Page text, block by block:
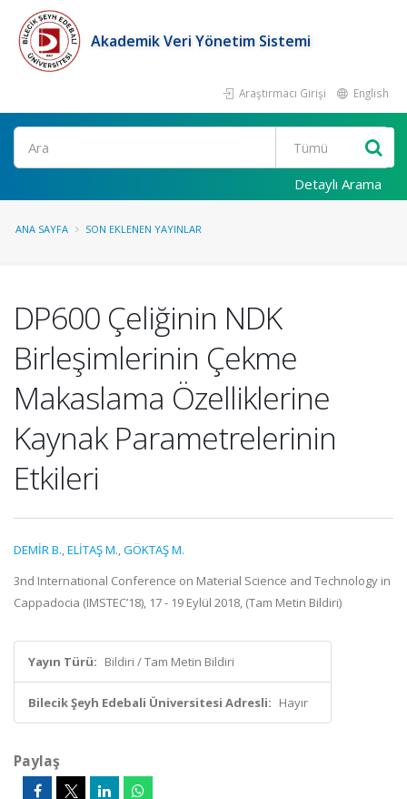
Akademik Veri Yönetim Sistemi
Araştırmacı Girişi English
Ara
Detaylı Arama
ANA SAYFA SON EKLENEN YAYINLAR
DP600 Çeliğinin NDK
Birleşimlerinin Çekme
Makaslama Özelliklerine
Kaynak Parametrelerinin
Etkileri
DEMİR B.,ELİTAŞ M.,GÖKTAŞ M.
3nd International Conference on Material Science and Technology in
Cappadocia (IMSTEC’18), 17 - 19 Eylül 2018, (Tam Metin Bildiri)
Yayın Türü: Bildiri / Tam Metin Bildiri
Bilecik Şeyh Edebali Üniversitesi Adresli: Hayır
Paylaş